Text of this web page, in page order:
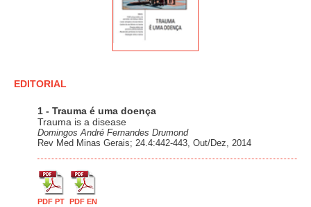
EDITORIAL
1 - Trauma é uma doença
Trauma is a disease
Domingos André Fernandes Drumond
Rev Med Minas Gerais; 24.4:442-443, Out/Dez, 2014
PDF PT PDF EN